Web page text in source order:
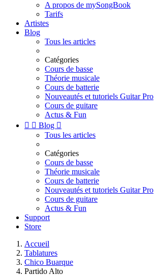
A propos de mySongBook
Tarifs
Artistes
Blog
Tous les articles
Catégories
Cours de basse
Théorie musicale
Cours de batterie
Nouveautés et tutoriels Guitar Pro
Cours de guitare
Actus & Fun
  Blog 
Tous les articles
Catégories
Cours de basse
Théorie musicale
Cours de batterie
Nouveautés et tutoriels Guitar Pro
Cours de guitare
Actus & Fun
Support
Store
Accueil
Tablatures
Chico Buarque
Partido Alto